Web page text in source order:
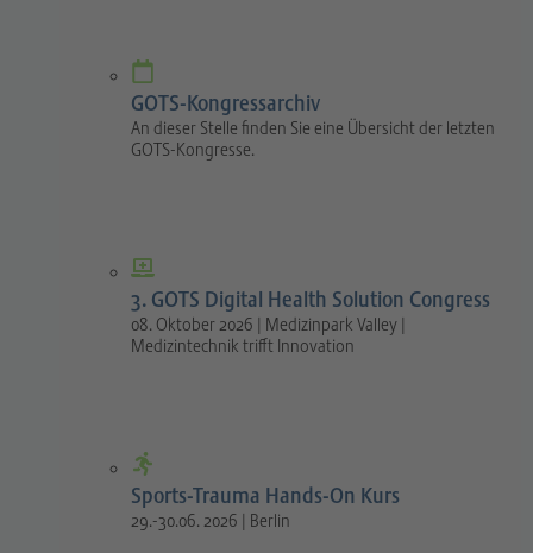
GOTS-Kongressarchiv
An dieser Stelle finden Sie eine Übersicht der letzten
GOTS-Kongresse.
3. GOTS Digital Health Solution Congress
08. Oktober 2026 | Medizinpark Valley |
Medizintechnik trifft Innovation
Sports-Trauma Hands-On Kurs
29.-30.06. 2026 | Berlin